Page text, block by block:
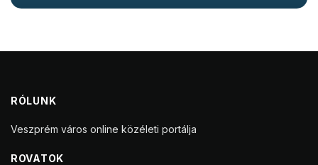
RÓLUNK
Veszprém város online közéleti portálja
ROVATOK